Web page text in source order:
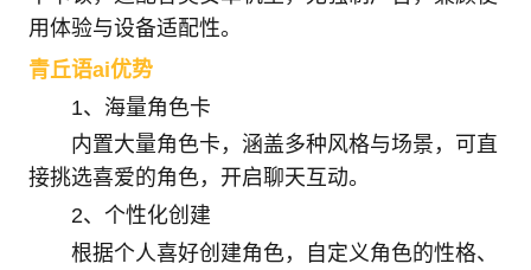
用体验与设备适配性。
青丘语ai优势
1、海量角色卡
内置大量角色卡，涵盖多种风格与场景，可直
接挑选喜爱的角色，开启聊天互动。
2、个性化创建
根据个人喜好创建角色，自定义角色的性格、